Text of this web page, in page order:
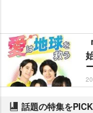
話題の特集をPICK